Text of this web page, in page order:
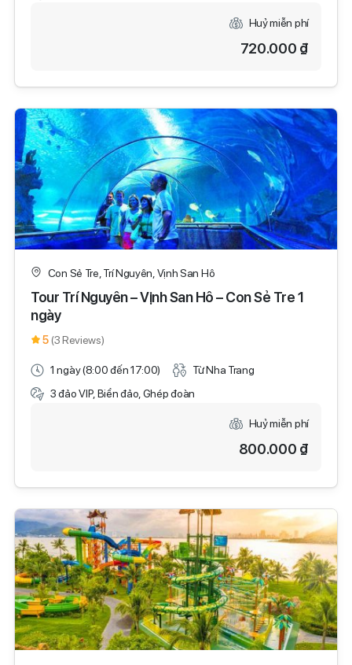
Huỷ miễn phí
720.000 ₫
Con Sẻ Tre, Trí Nguyên, Vịnh San Hô
Tour Trí Nguyên – Vịnh San Hô – Con Sẻ Tre 1
ngày
5 (3 Reviews)
1 ngày (8:00 đến 17:00)
Từ Nha Trang
3 đảo VIP, Biển đảo, Ghép đoàn
Huỷ miễn phí
800.000 ₫